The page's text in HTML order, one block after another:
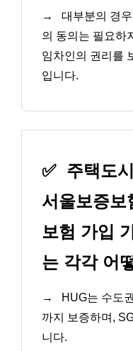
→
대부분의 경
의 동의는 필요하
임차인의 권리를
입니다.
✅ 주택도
서울보증보
보험 가입
는 각각 어
→
HUG는 수도
까지 보증하며,
니다.